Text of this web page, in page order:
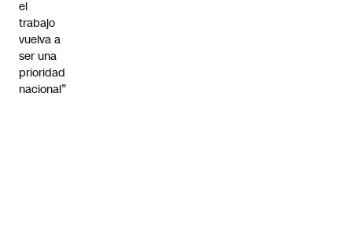
el
trabajo
vuelva a
ser una
prioridad
nacional”